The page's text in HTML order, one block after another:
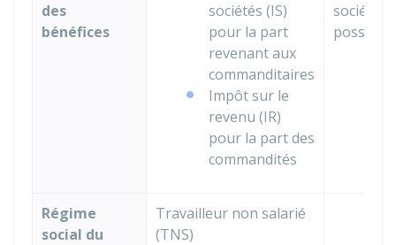
des
bénéfices
sociétés (IS)
pour la part
revenant aux
commanditaires
Impôt sur le
revenu (IR)
pour la part des
commandités
sociétés
possible
Régime
social du
Travailleur non salarié
(TNS)